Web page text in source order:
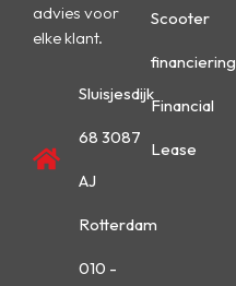
advies voor
elke klant.
Sluisjesdijk
68 3087
AJ
Rotterdam
010 -
Scooter
financiering
Financial
Lease